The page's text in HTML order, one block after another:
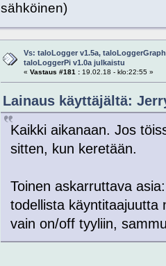
sähköinen)
Vs: taloLogger v1.5a, taloLoggerGraph
taloLoggerPi v1.0a julkaistu
« Vastaus #181 :19.02.18 - klo:22:55 »
Lainaus käyttäjältä:
Kaikki aikanaan. Jos
sitten, kun keretään.
Toinen askarruttava
todellista käyntitaajuutta
vain on/off tyyliin,